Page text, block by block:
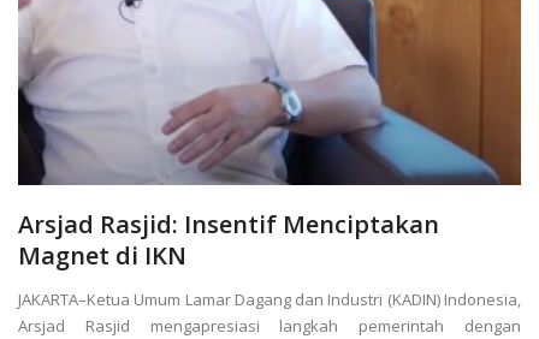
Arsjad Rasjid: Insentif Menciptakan
Magnet di IKN
JAKARTA–Ketua Umum Lamar Dagang dan Industri (KADIN) Indonesia,
Arsjad Rasjid mengapresiasi langkah pemerintah dengan